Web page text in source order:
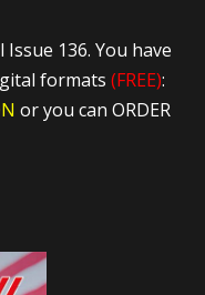
136. You have
formats(FREE):
or you can ORDER